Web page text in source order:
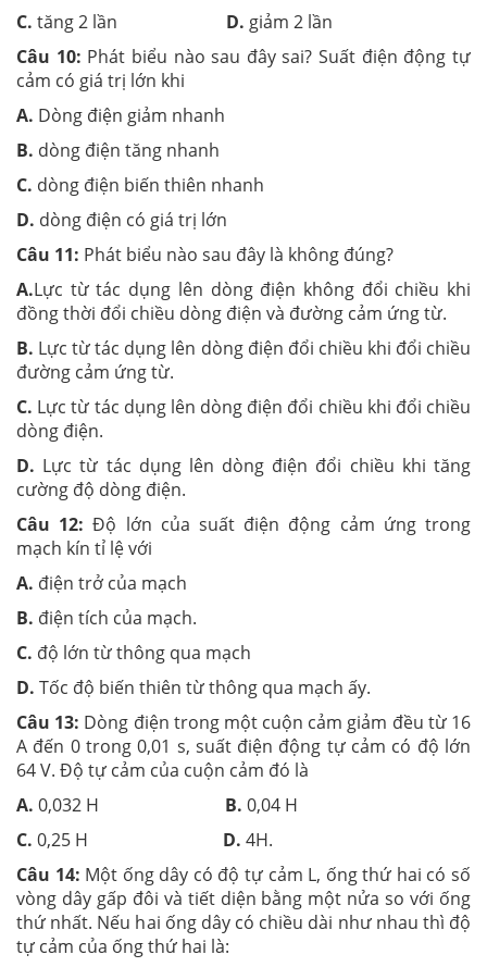
C. tăng 2 lần D. giảm 2 lần
Câu 10: Phát biểu nào sau đây sai? Suất điện động tự
cảm có giá trị lớn khi
A. Dòng điện giảm nhanh
B. dòng điện tăng nhanh
C. dòng điện biến thiên nhanh
D. dòng điện có giá trị lớn
Câu 11: Phát biểu nào sau đây là không đúng?
A.Lực từ tác dụng lên dòng điện không đổi chiều khi
đồng thời đổi chiều dòng điện và đường cảm ứng từ.
B. Lực từ tác dụng lên dòng điện đổi chiều khi đổi chiều
đường cảm ứng từ.
C. Lực từ tác dụng lên dòng điện đổi chiều khi đổi chiều
dòng điện.
D. Lực từ tác dụng lên dòng điện đổi chiều khi tăng
cường độ dòng điện.
Câu 12: Độ lớn của suất điện động cảm ứng trong
mạch kín tỉ lệ với
A. điện trở của mạch
B. điện tích của mạch.
C. độ lớn từ thông qua mạch
D. Tốc độ biến thiên từ thông qua mạch ấy.
Câu 13: Dòng điện trong một cuộn cảm giảm đều từ 16
A đến 0 trong 0,01 s, suất điện động tự cảm có độ lớn
64 V. Độ tự cảm của cuộn cảm đó là
A. 0,032 H B. 0,04 H
C. 0,25 H D. 4H.
Câu 14: Một ống dây có độ tự cảm L, ống thứ hai có số
vòng dây gấp đôi và tiết diện bằng một nửa so với ống
thứ nhất. Nếu hai ống dây có chiều dài như nhau thì độ
tự cảm của ống thứ hai là: